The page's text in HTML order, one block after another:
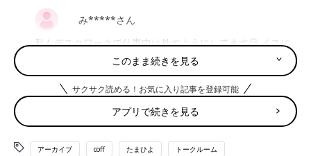
み*****さん
私もデスクワークで仕事中は外すようにしてます🥲 イスに
穴が空いてるクッションとか良いって聞いたんですけどな
♥0
こ****さん
このまま続きを見る
サクサク読める！お気に入り記事を登録可能
アプリで続きを見る
アーカイブ coff たまひよ トークルーム